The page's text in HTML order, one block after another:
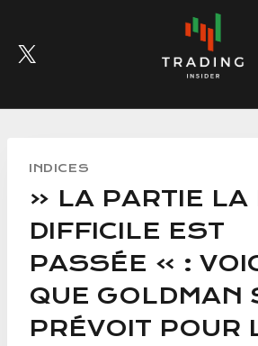
content
INDICES
« LA PARTIE LA
DIFFICILE EST
PASSÉE » :
QUE GOLDMAN
PRÉVOIT POUR